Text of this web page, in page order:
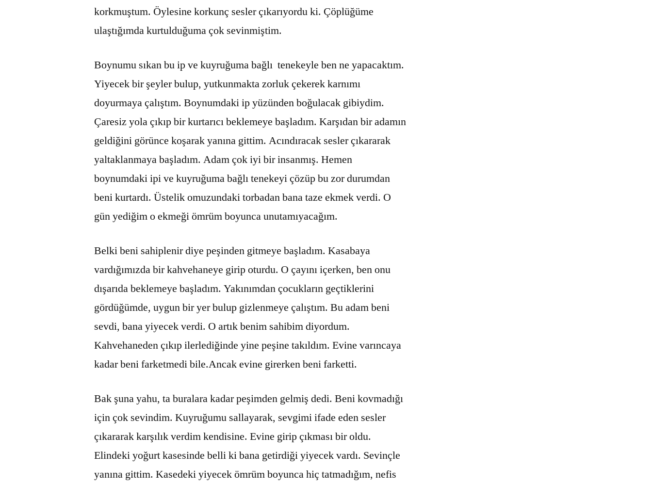
korkmuştum. Öylesine korkunç sesler çıkarıyordu ki. Çöplüğüme
ulaştığımda kurtulduğuma çok sevinmiştim.
Boynumu sıkan bu ip ve kuyruğuma bağlı tenekeyle ben ne yapacaktım.
Yiyecek bir şeyler bulup, yutkunmakta zorluk çekerek karnımı
doyurmaya çalıştım. Boynumdaki ip yüzünden boğulacak gibiydim.
Çaresiz yola çıkıp bir kurtarıcı beklemeye başladım. Karşıdan bir adamın
geldiğini görünce koşarak yanına gittim. Acındıracak sesler çıkararak
yaltaklanmaya başladım. Adam çok iyi bir insanmış. Hemen
boynumdaki ipi ve kuyruğuma bağlı tenekeyi çözüp bu zor durumdan
beni kurtardı. Üstelik omuzundaki torbadan bana taze ekmek verdi. O
gün yediğim o ekmeği ömrüm boyunca unutamıyacağım.
Belki beni sahiplenir diye peşinden gitmeye başladım. Kasabaya
vardığımızda bir kahvehaneye girip oturdu. O çayını içerken, ben onu
dışarıda beklemeye başladım. Yakınımdan çocukların geçtiklerini
gördüğümde, uygun bir yer bulup gizlenmeye çalıştım. Bu adam beni
sevdi, bana yiyecek verdi. O artık benim sahibim diyordum.
Kahvehaneden çıkıp ilerlediğinde yine peşine takıldım. Evine varıncaya
kadar beni farketmedi bile.Ancak evine girerken beni farketti.
Bak şuna yahu, ta buralara kadar peşimden gelmiş dedi. Beni kovmadığı
için çok sevindim. Kuyruğumu sallayarak, sevgimi ifade eden sesler
çıkararak karşılık verdim kendisine. Evine girip çıkması bir oldu.
Elindeki yoğurt kasesinde belli ki bana getirdiği yiyecek vardı. Sevinçle
yanına gittim. Kasedeki yiyecek ömrüm boyunca hiç tatmadığım, nefis